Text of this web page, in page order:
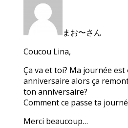
まお〜さん
Coucou Lina,
Ça va et toi? Ma journée est
anniversaire alors ça
ton anniversaire?
Comment ce passe ta
Merci beaucoup…